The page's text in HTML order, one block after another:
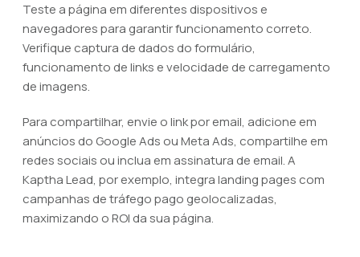
Teste a página em diferentes dispositivos e
navegadores para garantir funcionamento correto.
Verifique captura de dados do formulário,
funcionamento de links e velocidade de carregamento
de imagens.
Para compartilhar, envie o link por email, adicione em
anúncios do Google Ads ou Meta Ads, compartilhe em
redes sociais ou inclua em assinatura de email. A
Kaptha Lead, por exemplo, integra landing pages com
campanhas de tráfego pago geolocalizadas,
maximizando o ROI da sua página.